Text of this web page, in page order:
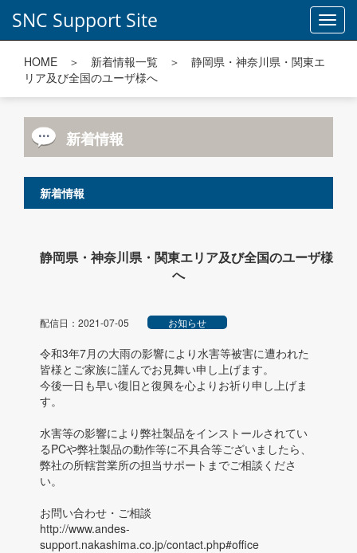
SNC Support Site
HOME ＞ 新着情報一覧 ＞ 静岡県・神奈川県・関東エ
リア及び全国のユーザ様へ
新着情報
新着情報
静岡県・神奈川県・関東エリア及び全国のユーザ様
へ
配信日：2021-07-05 お知らせ
令和3年7月の大雨の影響により水害等被害に遭われた
皆様とご家族に謹んでお見舞い申し上げます。
今後一日も早い復旧と復興を心よりお祈り申し上げま
す。
水害等の影響により弊社製品をインストールされてい
るPCや弊社製品の動作等に不具合等ございましたら、
弊社の所轄営業所の担当サポートまでご相談くださ
い。
お問い合わせ・ご相談
http://www.andes-
support.nakashima.co.jp/contact.php#office